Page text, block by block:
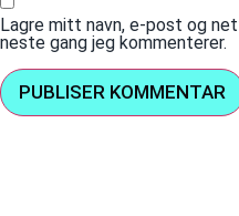
Lagre mitt navn, e-post og
neste gang jeg kommenterer.